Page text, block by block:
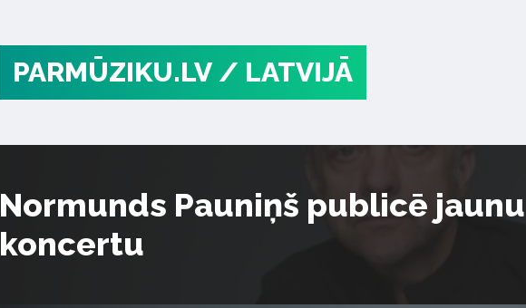
PARMŪZIKU.LV / LATVIJĀ
Normunds Pauniņš publicē
koncertu